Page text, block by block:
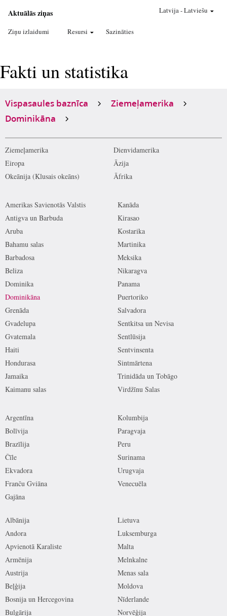
Aktuālās ziņas
Ziņu izlaidumi Resursi Sazināties
Latvija-Latviešu
Fakti un statistika
Vispasaules baznīca
Ziemeļamerika
Dominikāna
Ziemeļamerika
Dienvidamerika
Eiropa
Āzija
Okeānija (Klusais okeāns)
Āfrika
Amerikas Savienotās Valstis
Antigva un Barbuda
Aruba
Bahamu salas
Barbadosa
Beliza
Dominika
Dominikāna
Grenāda
Gvadelupa
Gvatemala
Haiti
Hondurasa
Jamaika
Kaimanu salas
Kanāda
Kirasao
Kostarika
Martinika
Meksika
Nikaragva
Panama
Puertoriko
Salvadora
Sentkitsa un Nevisa
Sentlūsija
Sentvinsenta
Sintmārtena
Trinidāda un Tobāgo
Virdžīnu Salas
Argentīna
Bolīvija
Brazīlija
Čīle
Ekvadora
Franču Gviāna
Gajāna
Kolumbija
Paragvaja
Peru
Surinama
Urugvaja
Venecuēla
Albānija
Andora
Apvienotā Karaliste
Armēnija
Austrija
Beļģija
Bosnija un Hercegovina
Bulgārija
Lietuva
Luksemburga
Malta
Melnkalne
Menas sala
Moldova
Nīderlande
Norvēģija